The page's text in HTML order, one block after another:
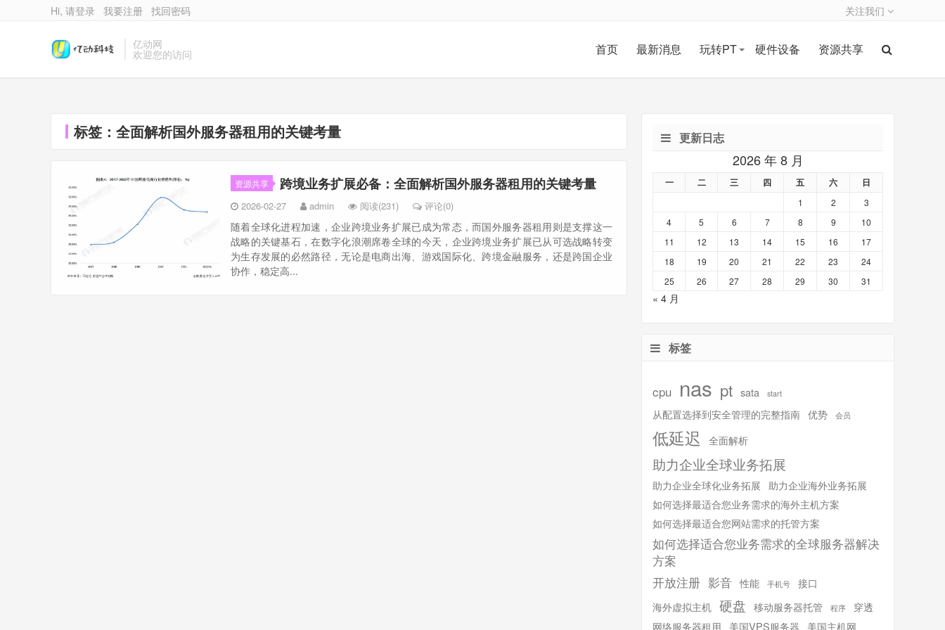
关注我们
Hi, 请登录 我要注册 找回密码
亿动网
欢迎您的访问 首页 最新消息 玩转PT 硬件设备 资源共享
标签：全面解析国外服务器租用的关键考量
资源共享 跨境业务扩展必备：全面解析国外服务器租用的关键考量
2026-02-27 admin 阅读(231) 评论(0)
随着全球化进程加速，企业跨境业务扩展已成为常态，而国外服务器租用则是支撑这一
战略的关键基石，在数字化浪潮席卷全球的今天，企业跨境业务扩展已从可选战略转变
为生存发展的必然路径，无论是电商出海、游戏国际化、跨境金融服务，还是跨国企业
协作，稳定高...
更新日志
2026 年 8 月
一 二 三 四 五 六 日
1 2
3
4
5 6 7 8 9
10
11
12 13 14 15 16
17
18
19 20 21 22 23
24
25
26 27 28 29 30 31
« 4 月
标签
cpu nas pt sata start
从配置选择到安全管理的完整指南 优势 会员
低延迟 全面解析
助力企业全球业务拓展
助力企业全球化业务拓展
助力企业海外业务拓展
如何选择最适合您业务需求的海外主机方案
如何选择最适合您网站需求的托管方案
如何选择适合您业务需求的全球服务器解决
方案
开放注册 影音 性能 手机号
接口
海外虚拟主机 硬盘 移动服务器托管 程序
穿透
网络服务器租用
美国VPS服务器 美国主机网